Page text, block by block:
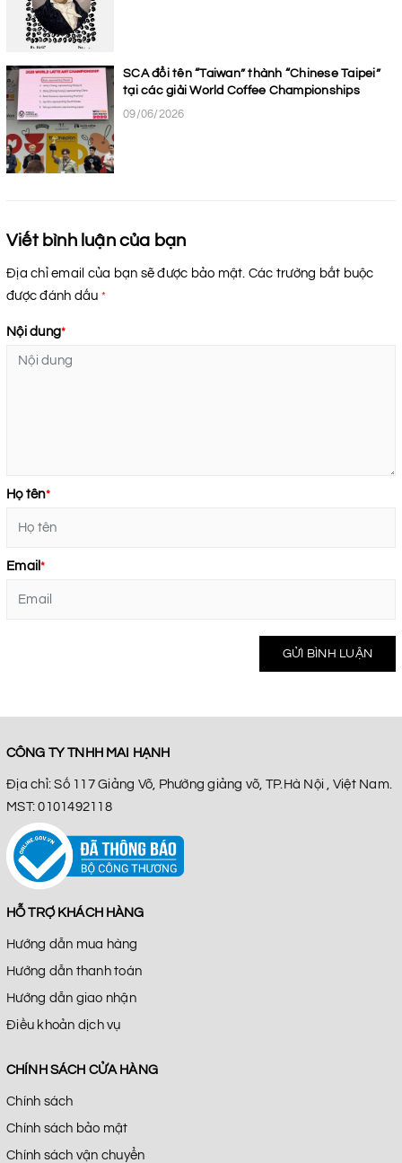
SCA đổi tên “Taiwan” thành “Chinese Taipei”
tại các giải World Coffee Championships
09/06/2026
Viết bình luận của bạn
Địa chỉ email của bạn sẽ được bảo mật. Các trường bắt buộc
được đánh dấu *
Nội dung*
Họ tên*
Email*
GỬI BÌNH LUẬN
CÔNG TY TNHH MAI HẠNH
Địa chỉ: Số 117 Giảng Võ, Phường giảng võ, TP.Hà Nội , Việt Nam.
MST: 0101492118
HỖ TRỢ KHÁCH HÀNG
Hướng dẫn mua hàng
Hướng dẫn thanh toán
Hướng dẫn giao nhận
Điều khoản dịch vụ
CHÍNH SÁCH CỬA HÀNG
Chính sách
Chính sách bảo mật
Chính sách vận chuyển